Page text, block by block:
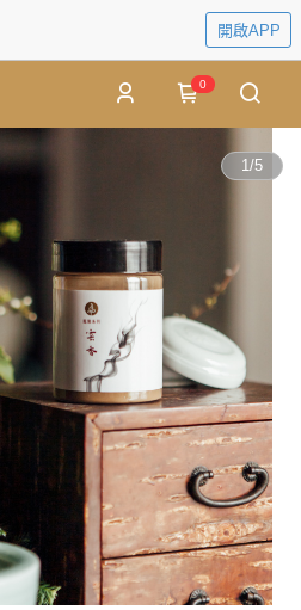
開啟APP
0
1/5